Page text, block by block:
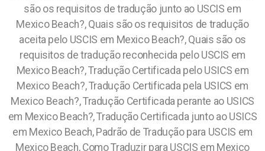
são os requisitos de tradução junto ao USCIS em
Mexico Beach?, Quais são os requisitos de tradução
aceita pelo USCIS em Mexico Beach?, Quais são os
requisitos de tradução reconhecida pelo USCIS em
Mexico Beach?, Tradução Certificada pelo USICS em
Mexico Beach?, Tradução Certificada pela USICS em
Mexico Beach?, Tradução Certificada perante ao USICS
em Mexico Beach?, Tradução Certificada junto ao USICS
em Mexico Beach, Padrão de Tradução para USCIS em
Mexico Beach, Como Traduzir para USCIS em Mexico